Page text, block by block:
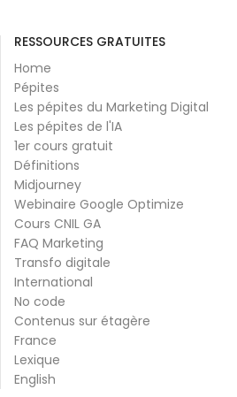
RESSOURCES GRATUITES
Home
Pépites
Les pépites du Marketing Digital
Les pépites de l'IA
1er cours gratuit
Définitions
Midjourney
Webinaire Google Optimize
Cours CNIL GA
FAQ Marketing
Transfo digitale
International
No code
Contenus sur étagère
France
Lexique
English